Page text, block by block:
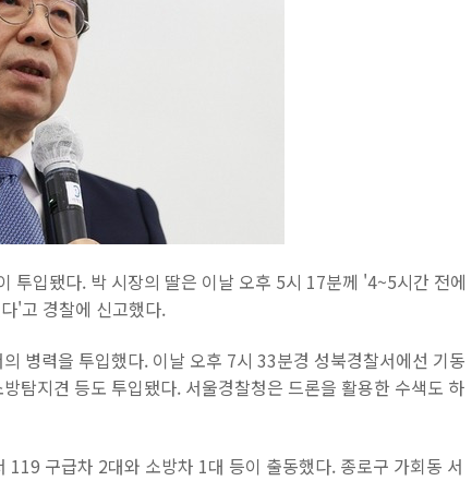
투입됐다. 박 시장의 딸은 이날 오후 5시 17분께 '4~5시간 전에
'고 경찰에 신고했다.
병력을 투입했다. 이날 오후 7시 33분경 성북경찰서에선 기동
탐지견 등도 투입됐다. 서울경찰청은 드론을 활용한 수색도 하
구급차 2대와 소방차 1대 등이 출동했다. 종로구 가회동 서